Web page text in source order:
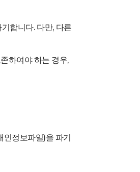
합니다. 다만, 다른
하여야 하는 경우,
인정보파일)을 파기